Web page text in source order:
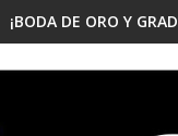
¡BODA DE ORO Y